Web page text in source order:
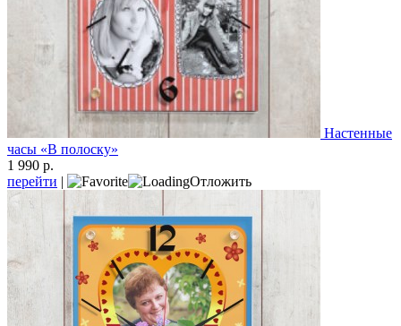
Настенные
часы «В полоску»
1 990 р.
перейти | Отложить